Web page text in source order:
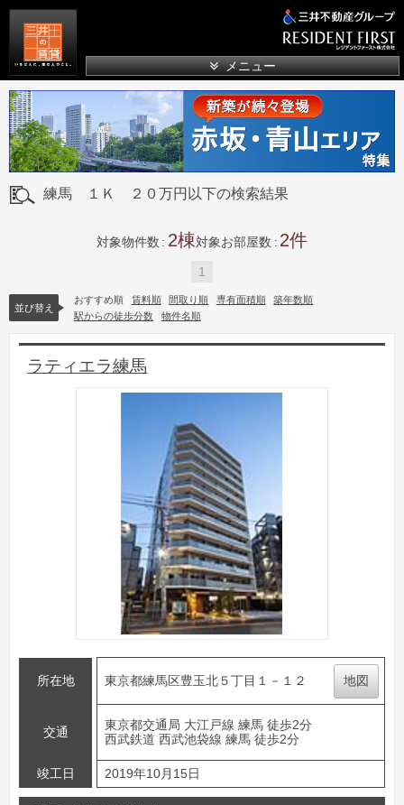
メニュー
練馬 １Ｋ ２０万円以下の検索結果
対象物件数 2 対象お部屋数 2
1
並び替え
おすすめ順 賃料順 間取り順 専有面積順
築年数順
駅からの徒歩分数
物件名順
ラティエラ練馬
所在地 東京都練馬区豊玉北５丁目１－１２ 地図
交通
東京都交通局 大江戸線 練馬 徒歩2分
西武鉄道 西武池袋線 練馬 徒歩2分
竣工日 2019年10月15日